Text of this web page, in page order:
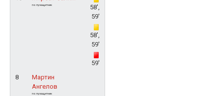
полузащитник
58',
59'
58',
59'
59'
8
Мартин
Ангелов
полузащитник